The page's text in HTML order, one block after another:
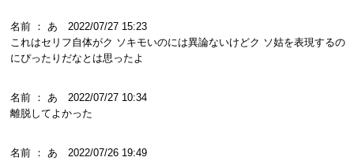
名前 ： あ 2022/07/27 15:23
これはセリフ自体がク ソキモいのには異論ないけどク ソ姑を表現するの
にぴったりだなとは思ったよ
名前 ： あ 2022/07/27 10:34
離脱してよかった
名前 ： あ 2022/07/26 19:49